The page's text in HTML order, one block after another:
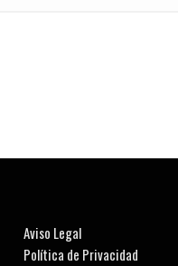
Aviso Legal
Política de Privacidad